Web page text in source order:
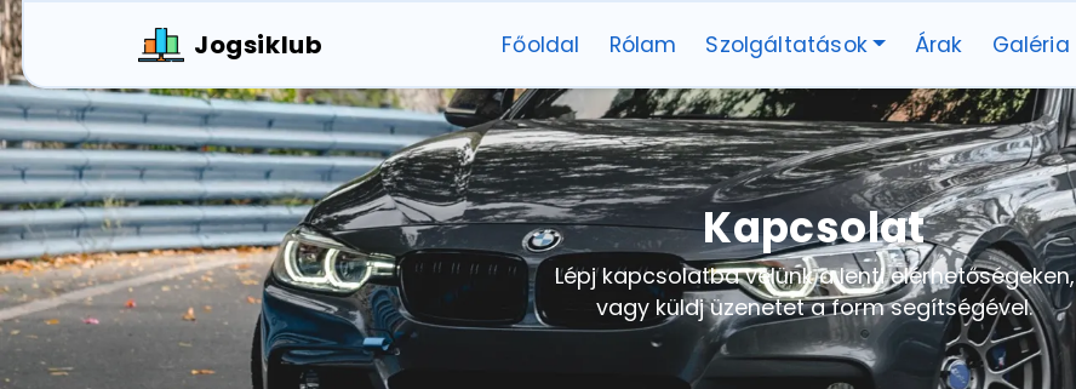
Jogsiklub Főoldal Rólam Szolgáltatások Árak Galéria
Kapcsolat
Lépj kapcsolatba velünk a lenti elérhetőségeken,
vagy küldj üzenetet a form segítségével.